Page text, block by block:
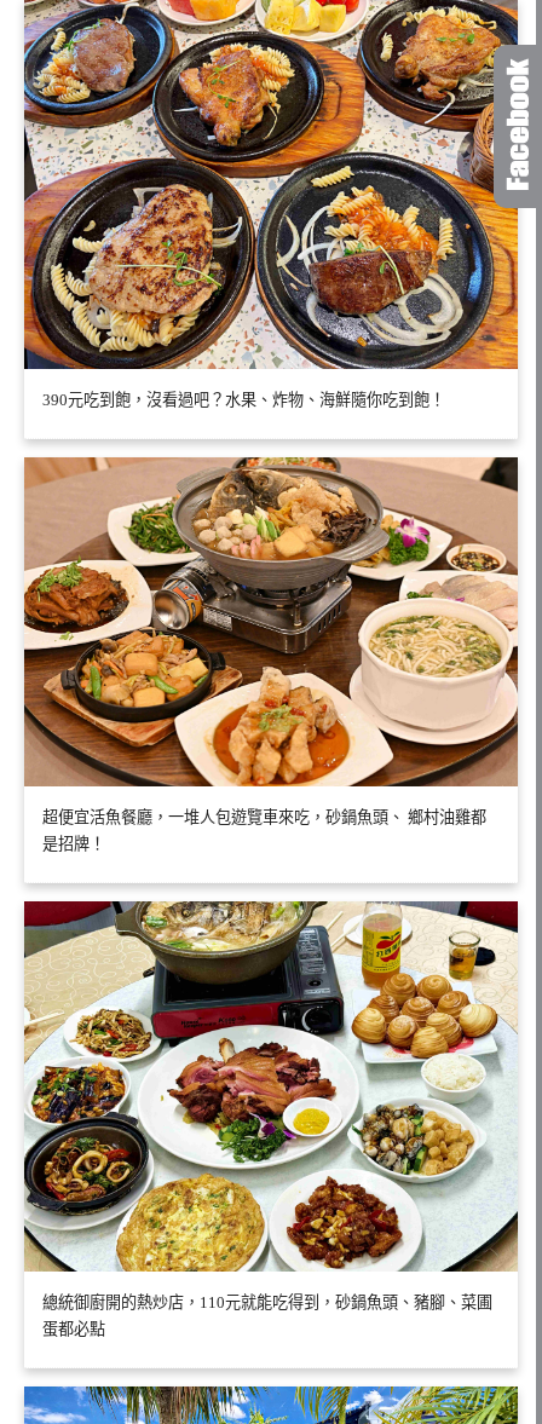
390元吃到飽，沒看過吧？水果、炸物、海鮮隨你吃到飽！
超便宜活魚餐廳，一堆人包遊覽車來吃，砂鍋魚頭、 鄉村油雞都
是招牌！
總統御廚開的熱炒店，110元就能吃得到，砂鍋魚頭、豬腳、菜圃
蛋都必點